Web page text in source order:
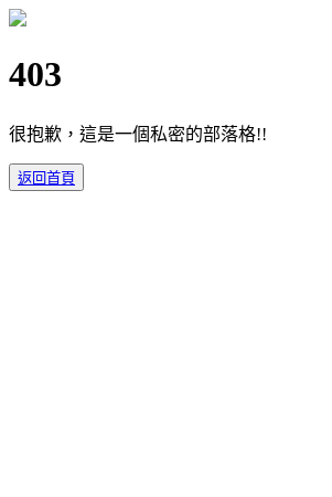
403
很抱歉，這是一個私密的部落格!!
返回首頁